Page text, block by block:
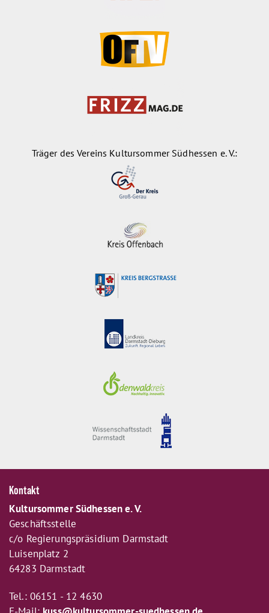
Träger des Vereins Kultursommer Südhessen e. V.:
Kontakt
Kultursommer Südhessen e. V.
Geschäftsstelle
c/o Regierungspräsidium Darmstadt
Luisenplatz 2
64283 Darmstadt
Tel.: 06151 - 12 4630